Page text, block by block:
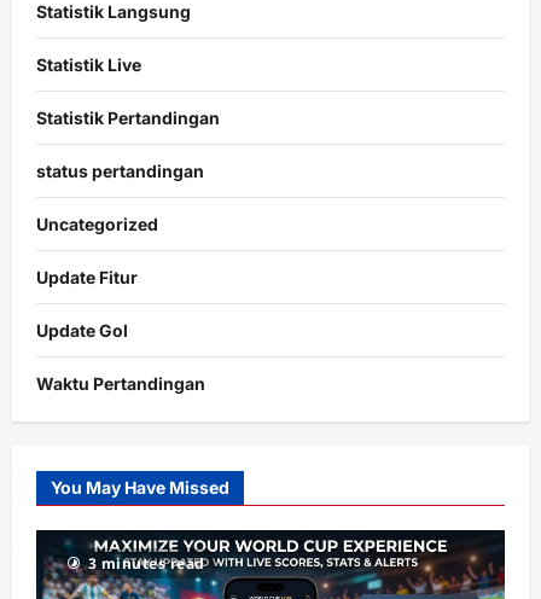
Statistik Langsung
Statistik Live
Statistik Pertandingan
status pertandingan
Uncategorized
Update Fitur
Update Gol
Waktu Pertandingan
Slot
Gacor
RTP
terupdate
You May Have Missed
3 minutes read